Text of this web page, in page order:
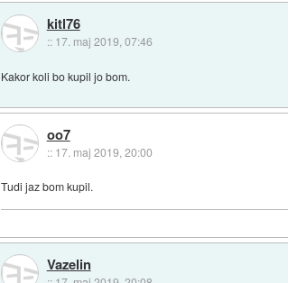
kitl76
:: 17. maj 2019, 07:46
Kakor koli bo kupil jo bom.
oo7
:: 17. maj 2019, 20:00
Tudi jaz bom kupil.
Vazelin